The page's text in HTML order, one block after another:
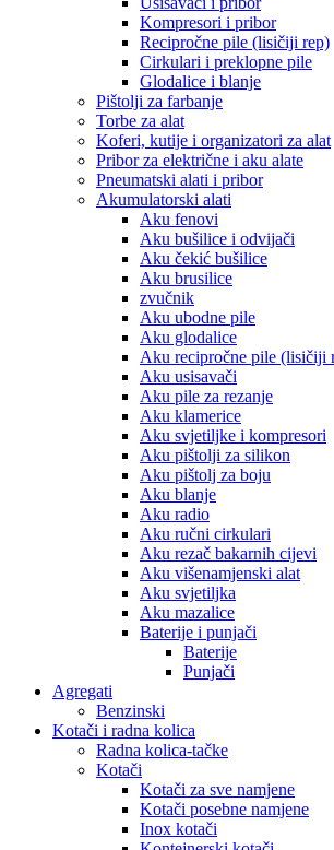
Kompresori i pribor
Recipročne pile (lisičiji rep)
Cirkulari i preklopne pile
Glodalice i blanje
Pištolji za farbanje
Torbe za alat
Koferi, kutije i organizatori za alat
Pribor za električne i aku alate
Pneumatski alati i pribor
Akumulatorski alati
Aku fenovi
Aku bušilice i odvijači
Aku čekić bušilice
Aku brusilice
zvučnik
Aku ubodne pile
Aku glodalice
Aku recipročne pile (lisičiji
Aku usisavači
Aku pile za rezanje
Aku klamerice
Aku svjetiljke i kompresori
Aku pištolji za silikon
Aku pištolj za boju
Aku blanje
Aku radio
Aku ručni cirkulari
Aku rezač bakarnih cijevi
Aku višenamjenski alat
Aku svjetiljka
Aku mazalice
Baterije i punjači
Baterije
Punjači
Agregati
Benzinski
Kotači i radna kolica
Radna kolica-tačke
Kotači
Kotači za sve namjene
Kotači posebne namjene
Inox kotači